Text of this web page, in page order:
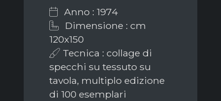
Anno : 1974
Dimensione : cm
120x150
Tecnica : collage di
specchi su tessuto su
tavola, multiplo edizione
di 100 esemplari